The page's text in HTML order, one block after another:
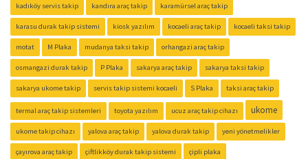
kadıköy servis takip kandıra araç takip karamürsel araç takip
karasu durak takip sistemi kiosk yazılım kocaeli araç takip kocaeli taksi takip
motat M Plaka mudanya taksi takip orhangazi araç takip
osmangazi durak takip P Plaka sakarya araç takip sakarya taksi takip
sakarya ukome takip servis takip sistemi kocaeli S Plaka taksi araç takip
termal araç takip sistemleri toyota yazılım ucuz araç takip cihazı ukome
ukome takip cihazı yalova araç takip yalova durak takip yeni yönetmelikler
çayırova araç takip çiftlikköy durak takip sistemi çipli plaka